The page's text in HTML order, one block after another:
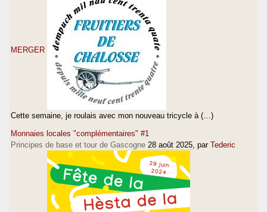
MERGER
Cette semaine, je roulais avec mon nouveau tricycle à (…)
Monnaies locales "complémentaires" #1
Principes de base et tour de Gascogne 28 août 2025 , par Tederic